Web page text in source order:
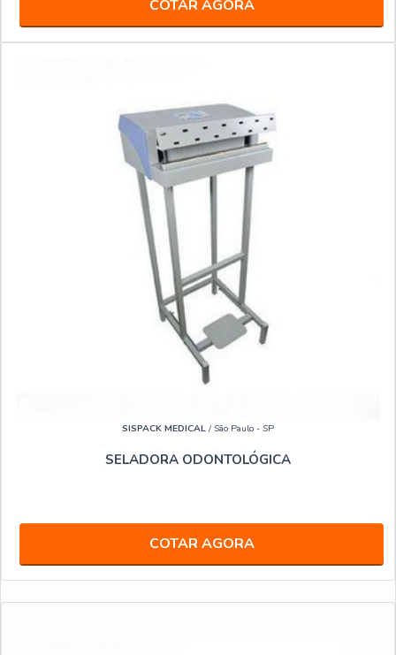
COTAR AGORA
SISPACK MEDICAL / São Paulo - SP
SELADORA ODONTOLÓGICA
COTAR AGORA